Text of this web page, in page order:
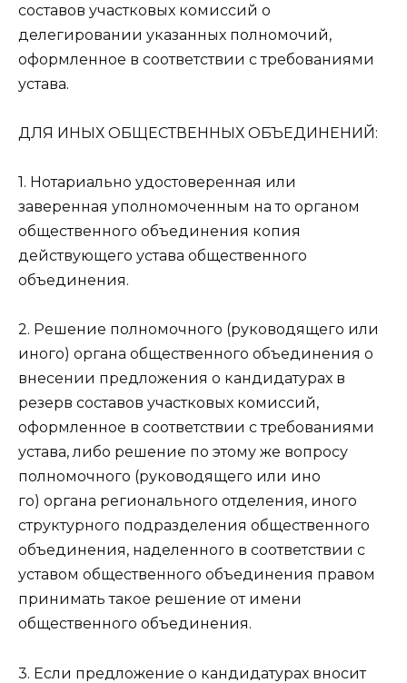
составов участковых комиссий о
делегировании указанных полномочий,
оформленное в соответствии с требованиями
устава.
ДЛЯ ИНЫХ ОБЩEСТВEННЫХ ОБЪEДИНEНИЙ:
1. Нотариально удостоверенная или
заверенная уполномоченным на то органом
общественного объединения копия
действующего устава общественного
объединения.
2. Решение полномочного (руководящего или
иного) органа общественного объединения о
внесении предложения о кандидатурах в
резерв составов участковых комиссий,
оформленное в соответствии с требованиями
устава, либо решение по этому же вопросу
полномочного (руководящего или ино
го) органа регионального отделения, иного
структурного подразделения общественного
объединения, наделенного в соответствии с
уставом общественного объединения правом
принимать такое решение от имени
общественного объединения.
3. Eсли предложение о кандидатурах вносит